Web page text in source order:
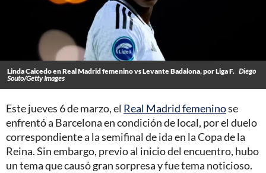
Linda Caicedo en Real Madrid femenino vs Levante Badalona, por Liga F. Diego
Souto/Getty Images
Este jueves 6 de marzo, el Real Madrid femeninose
enfrentó a Barcelona en condición de local, por el duelo
correspondiente a la semifinal de ida en la Copa de la
Reina. Sin embargo, previo al inicio del encuentro, hubo
un tema que causó gran sorpresa y fue tema noticioso.